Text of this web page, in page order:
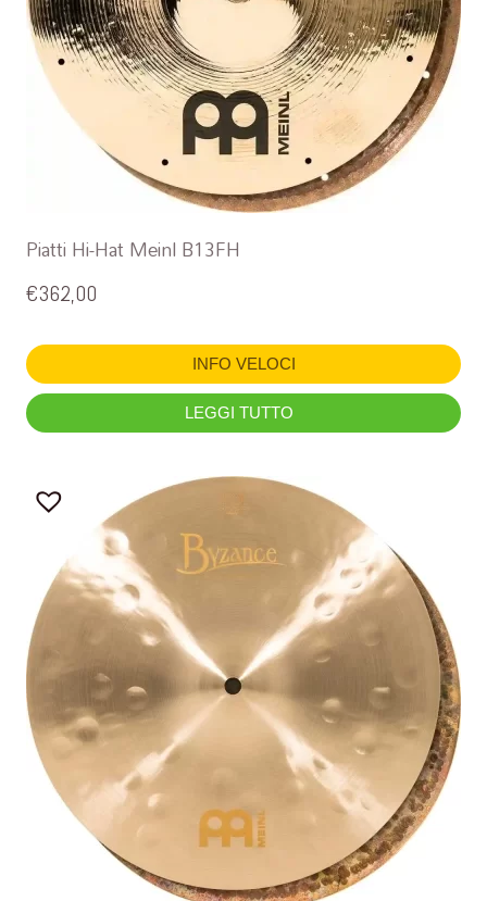
Piatti Hi-Hat Meinl B13FH
€362,00
INFO VELOCI
LEGGI TUTTO